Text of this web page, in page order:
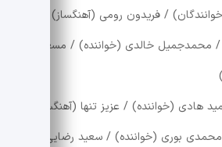
/ فریدون رومی (آهنگساز)
/ محمدجمیل خالدی (خواننده) / مسعود
(خواننده) / عزیز تنها (آهنگساز)
بوری (خواننده) / سعید رضایی